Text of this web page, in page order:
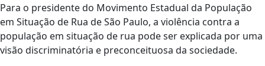
Para o presidente do Movimento Estadual da População
em Situação de Rua de São Paulo, a violência contra a
população em situação de rua pode ser explicada por uma
visão discriminatória e preconceituosa da sociedade.